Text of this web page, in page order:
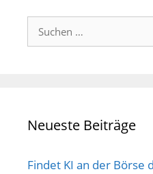
Suchen
Neueste Beiträge
Findet KI an der Börse